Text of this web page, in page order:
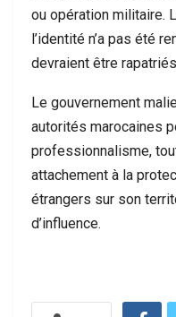
ou opération militaire.
l’identité n’a pas été
devraient être
Le gouvernement
autorités marocaines
professionnalisme,
attachement à la
étrangers sur son
d’influence.